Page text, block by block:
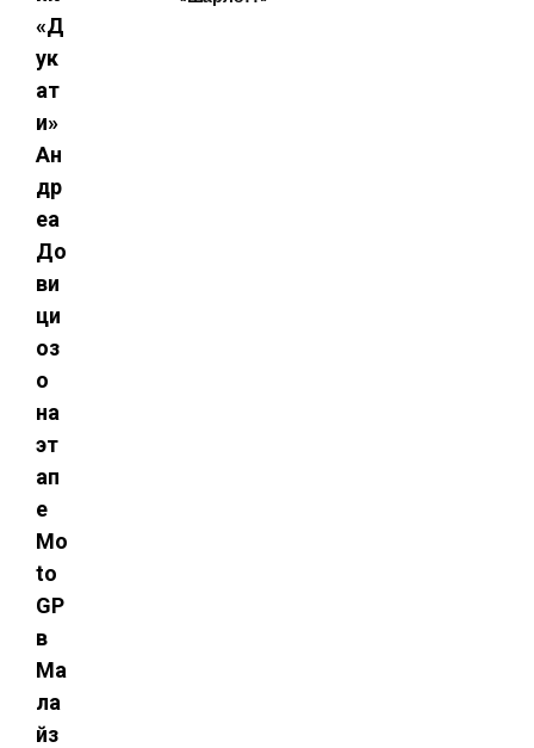
«Д
ук
ат
и»
Ан
др
еа
До
ви
ци
оз
о
на
эт
ап
е
Mo
to
GP
в
Ма
ла
йз